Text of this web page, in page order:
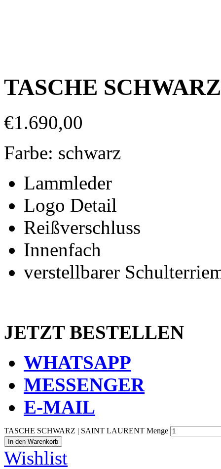
TASCHE
€1.690,00
Farbe: schwarz
Lammleder
Logo Detail
Reißverschluss
Innenfach
verstellbarer
JETZT BESTELLEN
WHATSAPP
MESSENGER
E-MAIL
TASCHE SCHWARZ | SAINT LAURENT Menge
In den Warenkorb
Wishlist